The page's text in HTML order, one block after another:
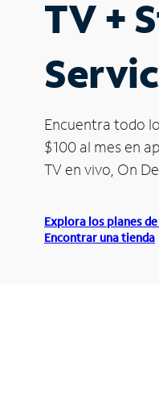
TV +
Encuentra todo
$100 al mes en
TV en vivo, On
Explora los planes de
Encontrar una tienda